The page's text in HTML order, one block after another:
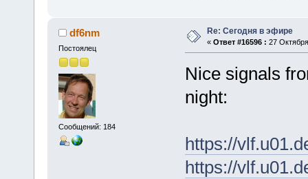
df6nm
Постоялец
Сообщений: 184
Re: Сегодня в эфире
« Ответ #16596 : 27
Nice signals
night:
https://
https://